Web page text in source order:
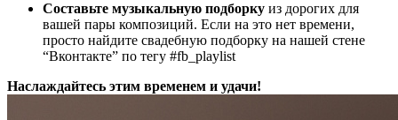
Составьте музыкальную подборку из дорогих для
вашей пары композиций. Если на это нет времени,
просто найдите свадебную подборку на нашей стене
“Вконтакте” по тегу #fb_playlist
Наслаждайтесь этим временем и удачи!